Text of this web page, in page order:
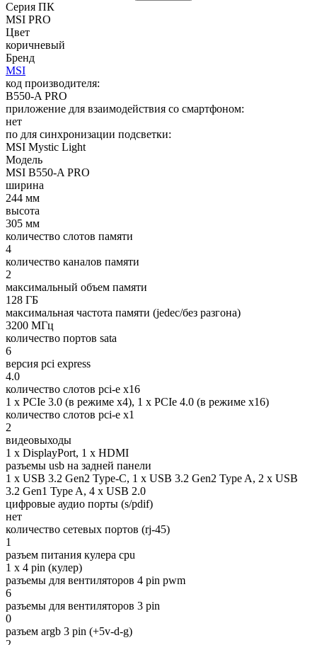
Серия ПК
MSI PRO
Цвет
коричневый
Бренд
MSI
код производителя:
B550-A PRO
приложение для взаимодействия со смартфоном:
нет
по для синхронизации подсветки:
MSI Mystic Light
Модель
MSI B550-A PRO
ширина
244 мм
высота
305 мм
количество слотов памяти
4
количество каналов памяти
2
максимальный объем памяти
128 ГБ
максимальная частота памяти (jedec/без разгона)
3200 МГц
количество портов sata
6
версия pci express
4.0
количество слотов pci-e x16
1 x PCIe 3.0 (в режиме x4), 1 x PCIe 4.0 (в режиме x16)
количество слотов pci-e x1
2
видеовыходы
1 x DisplayPort, 1 x HDMI
разъемы usb на задней панели
1 x USB 3.2 Gen2 Type-C, 1 x USB 3.2 Gen2 Type A, 2 x USB
3.2 Gen1 Type A, 4 x USB 2.0
цифровые аудио порты (s/pdif)
нет
количество сетевых портов (rj-45)
1
разъем питания кулера cpu
1 x 4 pin (кулер)
разъемы для вентиляторов 4 pin pwm
6
разъемы для вентиляторов 3 pin
0
разъем argb 3 pin (+5v-d-g)